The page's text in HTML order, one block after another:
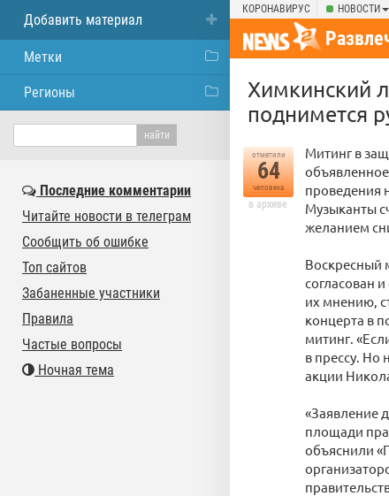
КОРОНАВИРУС НОВОСТИ
Химкинский
поднимется
отметили
64
человека
в архиве
Митинг в
проведения
Музыканты
желанием
Воскресный
согласован
их мнению,
концерта в
митинг.
в прессу. Но
акции
«Заявление
площади
объяснили
Добавить материал
Метки
Регионы
Последние комментарии
Читайте новости в телеграм
Сообщить об ошибке
Топ сайтов
Забаненные участники
Правила
Частые вопросы
Ночная тема